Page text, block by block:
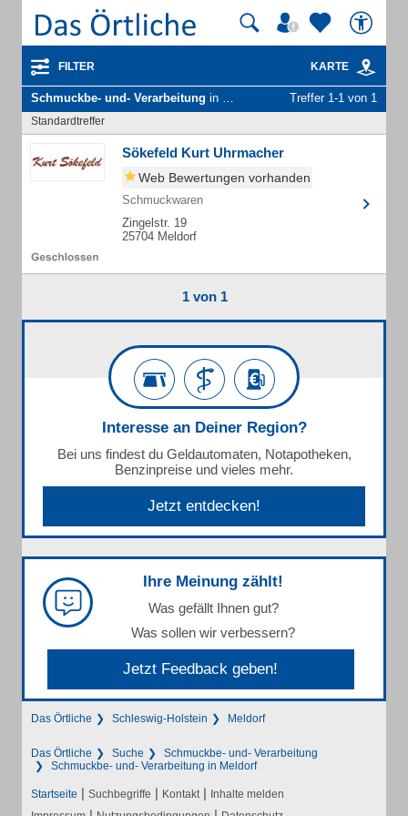
FILTER KARTE
Schmuckbe- und- Verarbeitung in Büsum Treffer 1-1 von 1
Standardtreffer
Sökefeld Kurt Uhrmacher
Web Bewertungen vorhanden
Schmuckwaren
Zingelstr. 19
25704 Meldorf
1 von 1
Interesse an Deiner Region?
Bei uns findest du Geldautomaten, Notapotheken,
Benzinpreise und vieles mehr.
Jetzt entdecken!
Ihre Meinung zählt!
Was gefällt Ihnen gut?
Was sollen wir verbessern?
Jetzt Feedback geben!
Das Örtliche Schleswig-Holstein Meldorf
Das Örtliche Suche
Schmuckbe- und- Verarbeitung
Schmuckbe- und- Verarbeitung in Meldorf
Startseite | Suchbegriffe | Kontakt | Inhalte melden